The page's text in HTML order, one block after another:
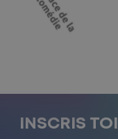
INSCRIS